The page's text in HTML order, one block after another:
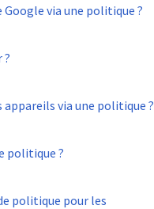
via une politique ?
?
via une politique ?
politique ?
politique pour les